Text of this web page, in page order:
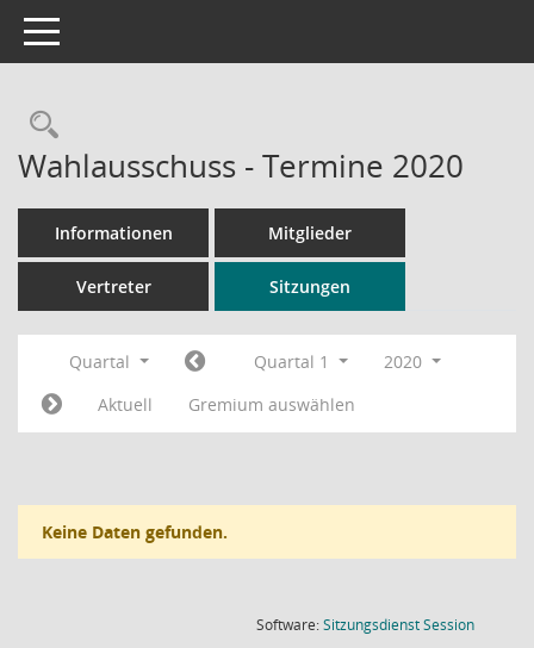
Toggle navigation
Rechercheauswahl
Wahlausschuss - Termine 2020
Informationen Mitglieder
Vertreter Sitzungen
Quartal Quartal 1
2020
Aktuell
Gremium auswählen
Keine Daten gefunden.
Software:SitzungsdienstSession(Wird in